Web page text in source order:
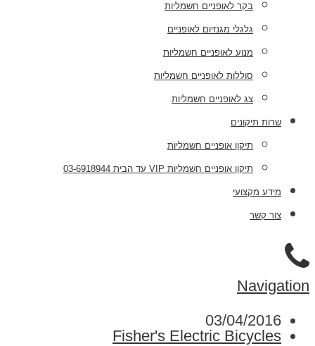
בקר לאופניים חשמליות
גלגלי מגנזיום לאופניים
מנוע לאופניים חשמליות
סוללות לאופניים חשמליות
צג לאופניים חשמליות
שרות תיקונים
תיקון אופניים חשמליות
תיקון אופניים חשמליות VIP עד הבית 03-6918944
מידע מקצועי
צור קשר
Navigation
03/04/2016
Fisher's Electric Bicycles